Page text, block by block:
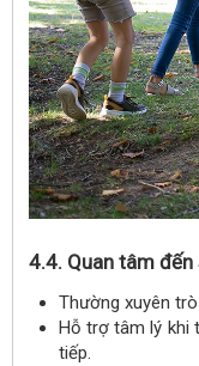
4.4. Quan tâm
Thường xuyên
Hỗ trợ tâm lý khi
tiếp.